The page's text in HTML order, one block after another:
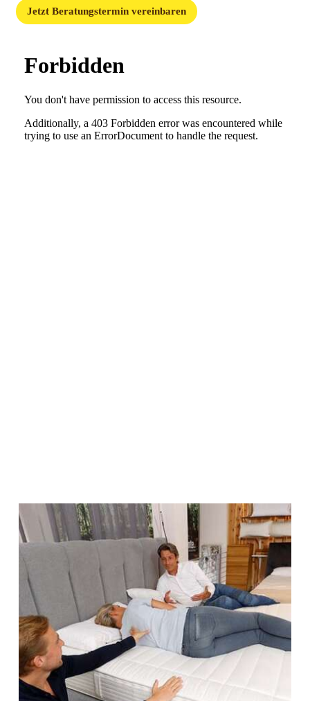
Jetzt Beratungstermin vereinbaren